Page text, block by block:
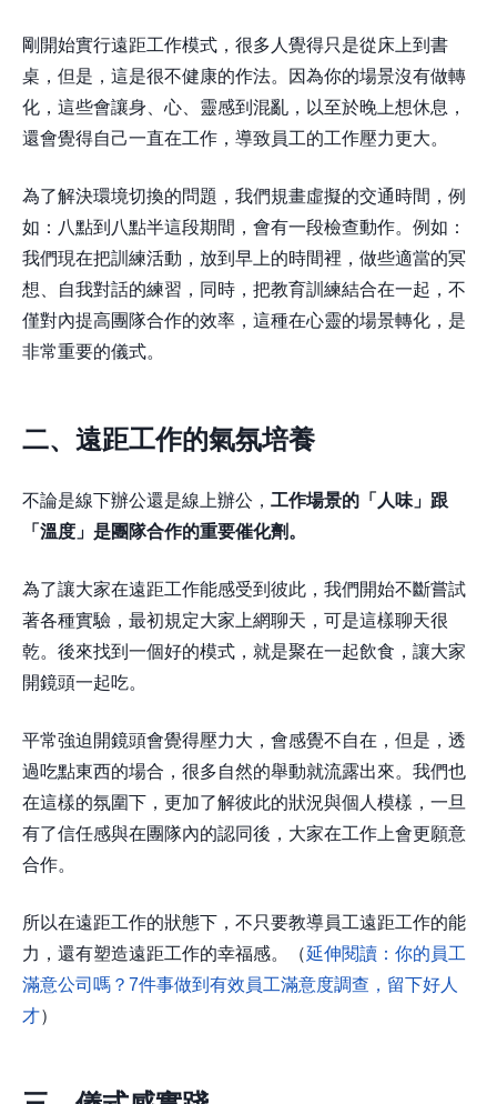
剛開始實行遠距工作模式，很多人覺得只是從床上到書
桌，但是，這是很不健康的作法。因為你的場景沒有做轉
化，這些會讓身、心、靈感到混亂，以至於晚上想休息，
還會覺得自己一直在工作，導致員工的工作壓力更大。
為了解決環境切換的問題，我們規畫虛擬的交通時間，例
如：八點到八點半這段期間，會有一段檢查動作。例如：
我們現在把訓練活動，放到早上的時間裡，做些適當的冥
想、自我對話的練習，同時，把教育訓練結合在一起，不
僅對內提高團隊合作的效率，這種在心靈的場景轉化，是
非常重要的儀式。
二、遠距工作的氣氛培養
不論是線下辦公還是線上辦公， 工作場景的「人味」跟
「溫度」是團隊合作的重要催化劑。
為了讓大家在遠距工作能感受到彼此，我們開始不斷嘗試
著各種實驗，最初規定大家上網聊天，可是這樣聊天很
乾。後來找到一個好的模式，就是聚在一起飲食，讓大家
開鏡頭一起吃。
平常強迫開鏡頭會覺得壓力大，會感覺不自在，但是，透
過吃點東西的場合，很多自然的舉動就流露出來。我們也
在這樣的氛圍下，更加了解彼此的狀況與個人模樣，一旦
有了信任感與在團隊內的認同後，大家在工作上會更願意
合作。
所以在遠距工作的狀態下，不只要教導員工遠距工作的能
力，還有塑造遠距工作的幸福感。（延伸閱讀：你的員工
滿意公司嗎？7件事做到有效員工滿意度調查，留下好人
才）